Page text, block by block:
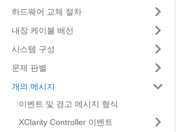
하드웨어 교체 절차
내장 케이블 배선
시스템 구성
문제 판별
개의 메시지
이벤트 및 경고 메시지 형식
XClarity Controller 이벤트